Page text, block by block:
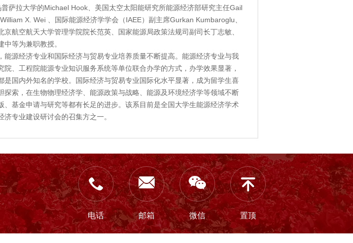
萨拉大学的Michael Hook、美国太空太阳能研究所能源经济部研究主任Gail
X. Wei 、国际能源经济学学会（IAEE）副主席Gurkan Kumbaroglu、
航空航天大学管理学院院长范英、国家能源局政策法规司副司长丁志敏、
等为兼职教授。
源经济专业和国际经济与贸易专业培养质量不断提高。能源经济专业与我
、工程院能源专业知识服务系统等单位联合办学的方式，办学效果显著，
是国内外知名的学校。国际经济与贸易专业国际化水平显著，成为留学生喜
探索，在生物物理经济学、能源政策与战略、能源及环境经济学等领域不断
、基金申请与研究等都有长足的进步。该系目前是全国大学生能源经济学术
专业建设研讨会的召集方之一。
电话 邮箱 微信 置顶